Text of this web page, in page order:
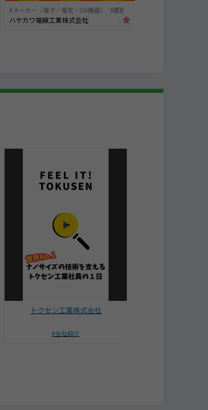
す！業績が好調の近畿工業。
メーカー（電子・電気・OA機器） 姫路市
ハヤカワ電線工業株式会社
トクセン工業株式会社
会社紹介